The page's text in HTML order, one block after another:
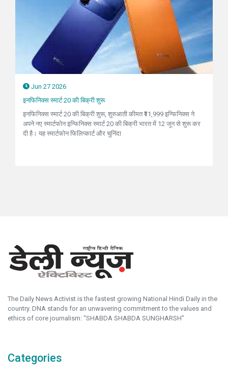
Jun 27 2026
इनफिनिक्स स्मार्ट 20 की बिक्री शुरू
इनफिनिक्स स्मार्ट 20 की बिक्री शुरू, शुरुआती कीमत ₹11,999 इन्फिनिक्स ने
अपने नए स्मार्टफोन इन्फिनिक्स स्मार्ट 20 की बिक्री भारत में 12 जून से शुरू कर
दी है। यह स्मार्टफोन फिलिप्कार्ट और चुनिंदा
The Daily News Activist is the fastest growing National Hindi Daily in the
country. DNA stands for an unwavering commitment to the values and
ethics of core journalism: “SHABDA SHABDA SUNGHARSH”
Categories